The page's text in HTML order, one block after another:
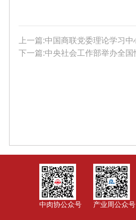
中肉协公众号 产业周公众号